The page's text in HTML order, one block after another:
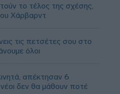
το τέλος της σχέσης,
Χάρβαρντ
τις πετσέτες σου στο
όλοι
απέκτησαν 6
δεν θα μάθουν ποτέ